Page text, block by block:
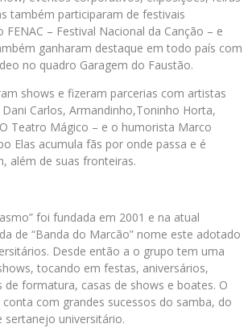
também participaram de festivais
– Festival Nacional da Canção – e
ganharam destaque em todo país com
no quadro Garagem do Faustão.
shows e fizeram parcerias com artistas
Carlos, Armandinho,Toninho Horta,
Teatro Mágico – e o humorista Marco
Elas acumula fãs por onde passa e é
além de suas fronteiras.
foi fundada em 2001 e na atual
de “Banda do Marcão” nome este adotado
Desde então a o grupo tem uma
tocando em festas, aniversários,
de formatura, casas de shows e boates. O
com grandes sucessos do samba, do
sertanejo universitário.